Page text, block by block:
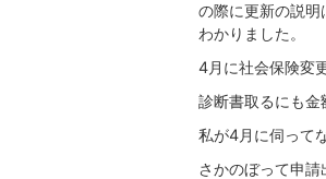
の際に更新の説
わかりました。
4月に社会保険変
診断書取るにも金
私が4月に伺って
さかのぼって申請